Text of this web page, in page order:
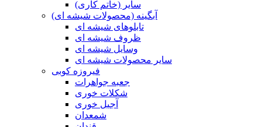
سایر (خاتم کاری)
آبگینه (محصولات شیشه ای)
تابلوهای شیشه ای
ظروف شیشه ای
وسایل شیشه ای
سایر محصولات شیشه ای
فیروزه کوبی
جعبه جواهرات
شکلات خوری
آجیل خوری
شمعدان